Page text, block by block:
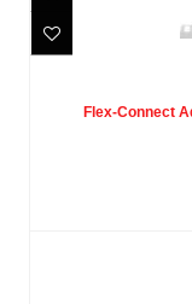
Flex-Connect